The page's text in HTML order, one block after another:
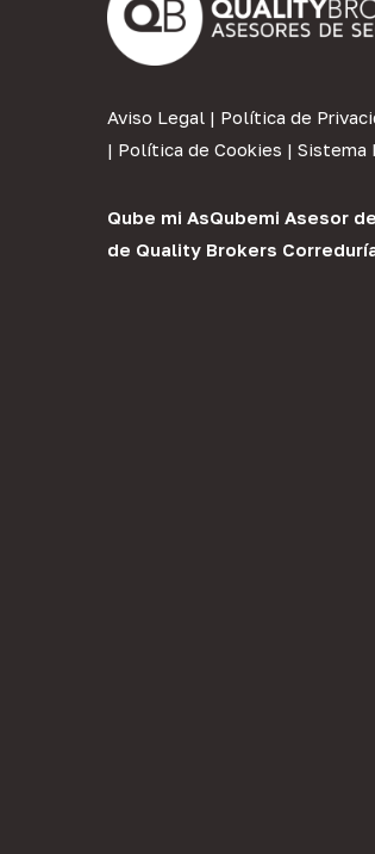
Aviso Legal | Política de
| Política de Cookies | Sistema
Qube mi AsQubemi Asesor
de Quality Brokers